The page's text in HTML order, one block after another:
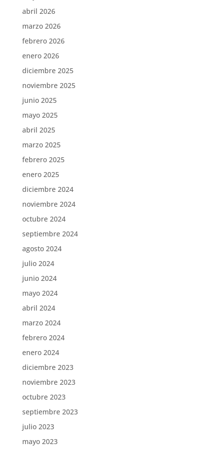
abril 2026
marzo 2026
febrero 2026
enero 2026
diciembre 2025
noviembre 2025
junio 2025
mayo 2025
abril 2025
marzo 2025
febrero 2025
enero 2025
diciembre 2024
noviembre 2024
octubre 2024
septiembre 2024
agosto 2024
julio 2024
junio 2024
mayo 2024
abril 2024
marzo 2024
febrero 2024
enero 2024
diciembre 2023
noviembre 2023
octubre 2023
septiembre 2023
julio 2023
mayo 2023